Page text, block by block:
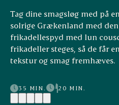
Tag dine smagsløg med på
solrige Grækenland med
frikadellespyd med lun
frikadeller steges, så de får
tekstur og smag fremhæves.
35 MIN. 20 MIN.